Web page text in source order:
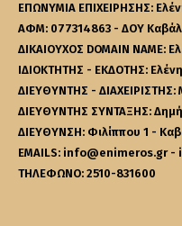
ΕΠΩΝΥΜΙΑ ΕΠΙΧΕΙΡΗΣΗΣ:
ΑΦΜ: 077314863 - ΔΟΥ
ΔΙΚΑΙΟΥΧΟΣ DOMAIN NAME:
ΙΔΙΟΚΤΗΤΗΣ - ΕΚΔΟΤΗΣ:
ΔΙΕΥΘΥΝΤΗΣ -
ΔΙΕΥΘΥΝΤΗΣ ΣΥΝΤΑΞΗΣ:
ΔΙΕΥΘΥΝΣΗ: Φιλίππου 1 -
EMAILS: info@enimeros.gr
ΤΗΛΕΦΩΝΟ: 2510-831600